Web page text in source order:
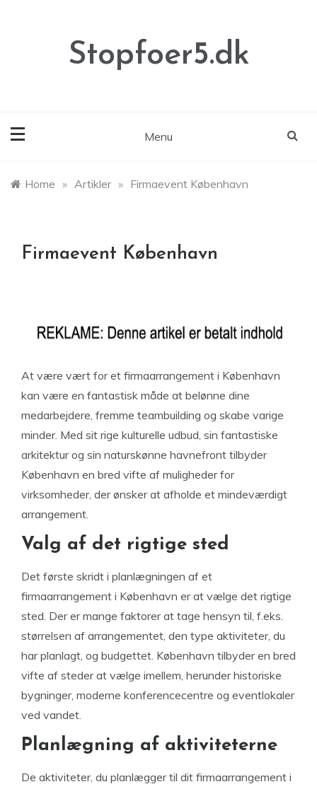
Stopfoer5.dk
Menu
Home » Artikler » Firmaevent København
Firmaevent København
At være vært for et firmaarrangement i København
kan være en fantastisk måde at belønne dine
medarbejdere, fremme teambuilding og skabe varige
minder. Med sit rige kulturelle udbud, sin fantastiske
arkitektur og sin naturskønne havnefront tilbyder
København en bred vifte af muligheder for
virksomheder, der ønsker at afholde et mindeværdigt
arrangement.
Valg af det rigtige sted
Det første skridt i planlægningen af et
firmaarrangement i København er at vælge det rigtige
sted. Der er mange faktorer at tage hensyn til, f.eks.
størrelsen af arrangementet, den type aktiviteter, du
har planlagt, og budgettet. København tilbyder en bred
vifte af steder at vælge imellem, herunder historiske
bygninger, moderne konferencecentre og eventlokaler
ved vandet.
Planlægning af aktiviteterne
De aktiviteter, du planlægger til dit firmaarrangement i